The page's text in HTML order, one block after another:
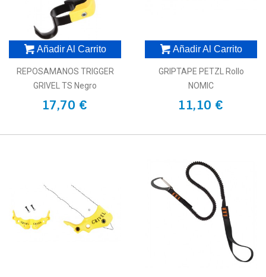
Añadir Al Carrito
REPOSAMANOS TRIGGER
GRIVEL TS Negro
17,70 €
Añadir Al Carrito
GRIPTAPE PETZL Rollo
NOMIC
11,10 €